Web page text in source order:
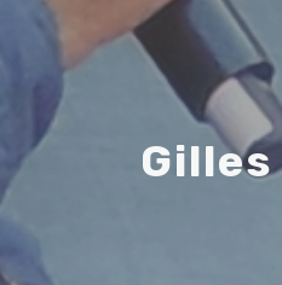
Gilles